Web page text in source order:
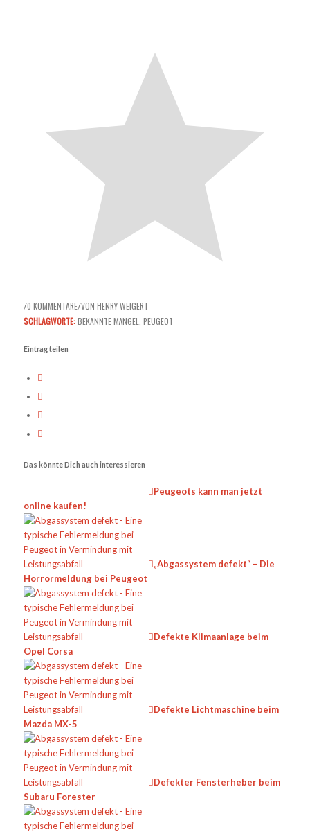
/0 KOMMENTARE/VON HENRY WEIGERT
SCHLAGWORTE: BEKANNTE MÄNGEL PEUGEOT
Eintrag teilen
Das könnte Dich auch interessieren
Peugeots kann man jetzt
online kaufen!
„Abgassystem defekt“ – Die
Horrormeldung bei Peugeot
Defekte Klimaanlage beim
Opel Corsa
Defekte Lichtmaschine beim
Mazda MX-5
Defekter Fensterheber beim
Subaru Forester